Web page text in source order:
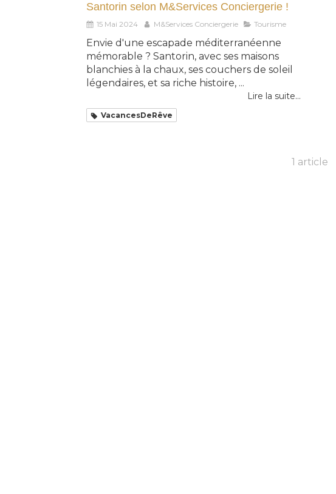
Santorin selon M&Services Conciergerie !
15 Mai 2024 M&Services Conciergerie Tourisme
Envie d'une escapade méditerranéenne
mémorable ? Santorin, avec ses maisons
blanchies à la chaux, ses couchers de soleil
légendaires, et sa riche histoire, ...
Lire la suite...
VacancesDeRêve
1 article